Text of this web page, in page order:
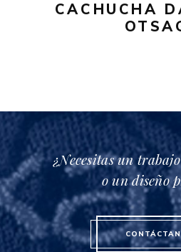
CACHUCHA
¿Necesitas un
o un diseño